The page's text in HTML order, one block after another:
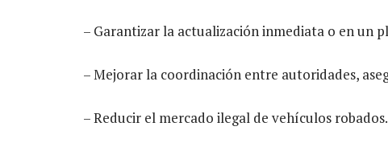
– Garantizar la actualización inmediata o en un
– Mejorar la coordinación entre autoridades,
– Reducir el mercado ilegal de vehículos robados.